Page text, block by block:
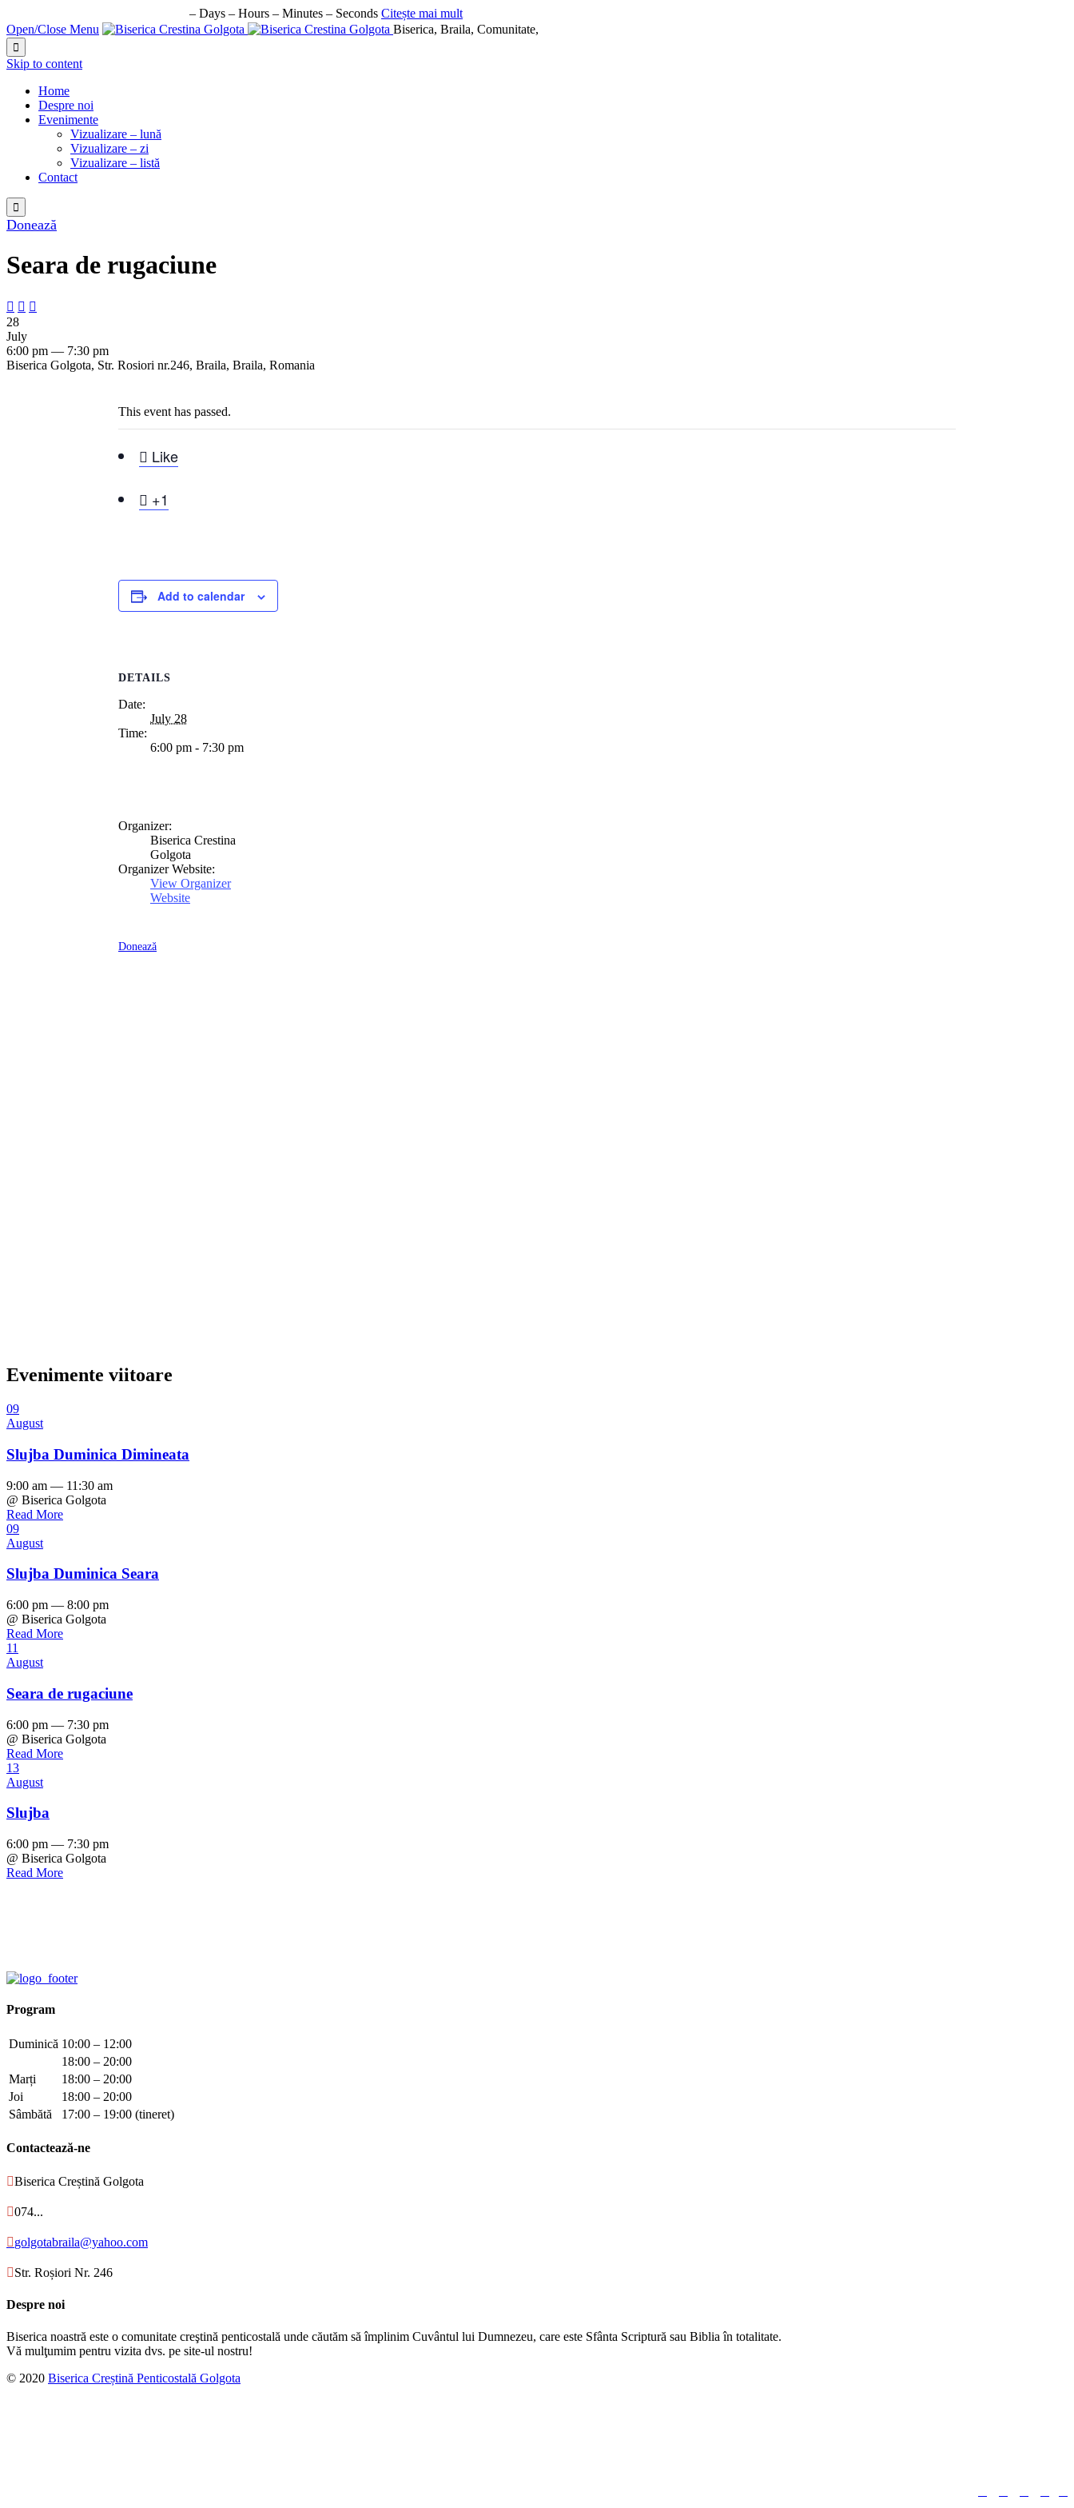
– Days – Hours – Minutes – Seconds Citește mai mult
Open/Close Menu
Biserica, Braila, Comunitate,

Skip to content
Home
Despre noi
Evenimente
Vizualizare – lună
Vizualizare – zi
Vizualizare – listă
Contact

Donează
Seara de rugaciune
  
28
July
6:00 pm — 7:30 pm
Biserica Golgota, Str. Rosiori nr.246, Braila, Braila, Romania
This event has passed.
 Like
 +1
Add to calendar
DETAILS
Date:
July 28
Time:
6:00 pm - 7:30 pm
Organizer:
Biserica Crestina
Golgota
Organizer Website:
View Organizer
Website
Donează
Evenimente viitoare
09
August
Slujba Duminica Dimineata
9:00 am — 11:30 am
@ Biserica Golgota
Read More
09
August
Slujba Duminica Seara
6:00 pm — 8:00 pm
@ Biserica Golgota
Read More
11
August
Seara de rugaciune
6:00 pm — 7:30 pm
@ Biserica Golgota
Read More
13
August
Slujba
6:00 pm — 7:30 pm
@ Biserica Golgota
Read More
Program
Duminică 10:00 – 12:00
18:00 – 20:00
Marți
18:00 – 20:00
Joi
18:00 – 20:00
Sâmbătă
17:00 – 19:00 (tineret)
Contactează-ne
Biserica Creștină Golgota
074...
golgotabraila@yahoo.com
Str. Roșiori Nr. 246
Despre noi
Biserica noastră este o comunitate creştină penticostală unde căutăm să împlinim Cuvântul lui Dumnezeu, care este Sfânta Scriptură sau Biblia în totalitate.
Vă mulţumim pentru vizita dvs. pe site-ul nostru!
© 2020 Biserica Creștină Penticostală Golgota